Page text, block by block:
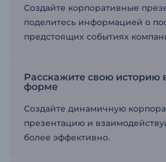
Создайте корпоративные
поделитесь информацией о
предстоящих событиях
Расскажите свою историю
форме
Создайте динамичную
презентацию и
более эффективно.